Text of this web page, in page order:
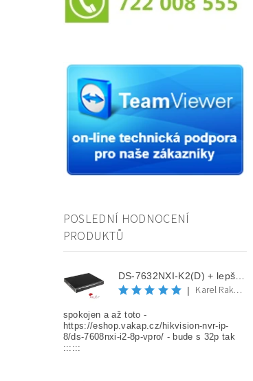
POSLEDNÍ HODNOCENÍ
PRODUKTŮ
|
Karel Rakovec
spokojen a až toto -
https://eshop.vakap.cz/hikvision-nvr-ip-
8/ds-7608nxi-i2-8p-vpro/ - bude s 32p tak
::::::